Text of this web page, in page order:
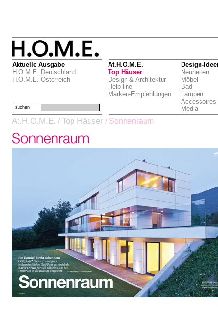
Aktuelle Ausgabe
H.O.M.E. Deutschland
H.O.M.E. Österreich
At.H.O.M.E.
Top Häuser
Design & Architektur
Help-line
Marken-Empfehlungen
Design-
Neuheiten
Möbel
Bad
Lampen
Accessoires
Media
suchen
At.H.O.M.E. / Top Häuser / Sonnenraum